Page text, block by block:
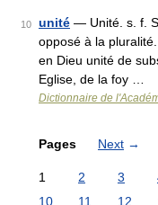
10 unité — Unité. s. f.
opposé à la
en Dieu unité de
Eglise, de la foy …
Dictionnaire de
Pages Next →
1 2 3
10
11 12